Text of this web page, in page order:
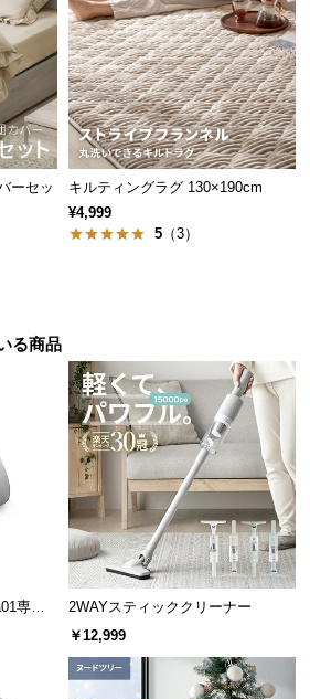
ーセッ
キルティングラグ 130×190cm
¥4,999
5 （3）
る商品
専用
2WAYスティッククリーナー
￥12,999